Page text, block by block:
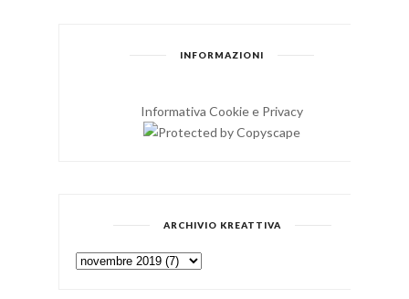
INFORMAZIONI
Informativa Cookie e Privacy
ARCHIVIO KREATTIVA